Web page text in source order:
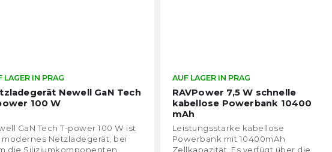
Newell GaN Tech
100 W
durchschnittliche
Produktbewertung
LAGER IN PRAG
GaN Tech T-power 100 W ist
modernes Netzladegerät, bei
die Siliziumkomponenten
RAVPower 7,5 W schnelle
kabellose Powerbank 10400
mAh
AUF LAGER IN PRAG
Leistungsstarke kabellose
Powerbank mit 10400mAh
Zellkapazität. Es verfügt über die